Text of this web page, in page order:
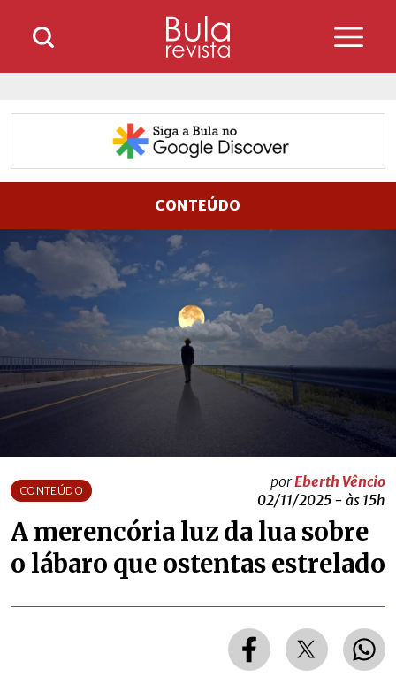
CONTEÚDO
CONTEÚDO
porEberth Vêncio
02/11/2025 - às 15h
A merencória luz da lua sobre
o lábaro que ostentas estrelado